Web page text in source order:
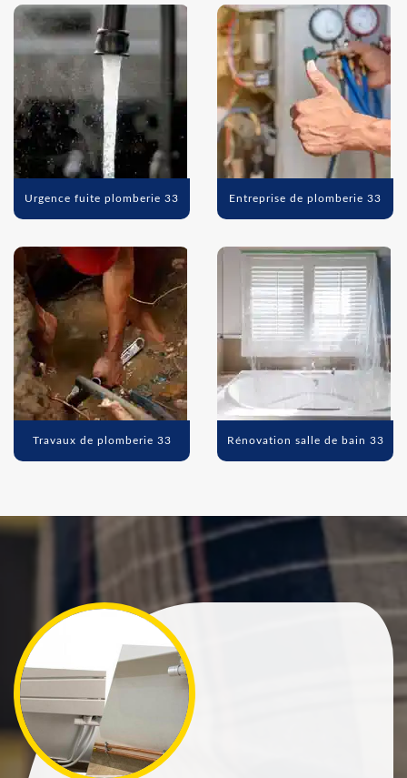
Urgence fuite plomberie 33 Entreprise de plomberie 33
Travaux de plomberie 33 Rénovation salle de bain 33